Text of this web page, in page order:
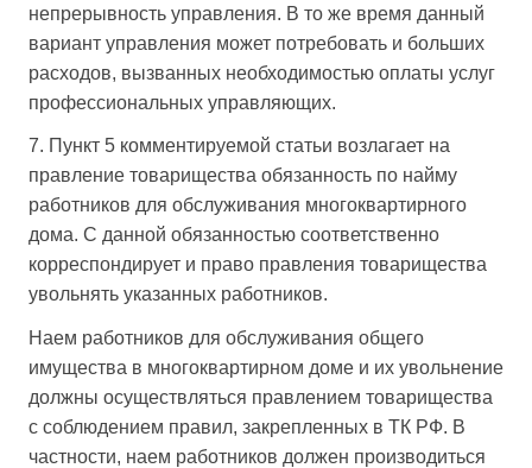
непрерывность управления. В то же время данный
вариант управления может потребовать и больших
расходов, вызванных необходимостью оплаты услуг
профессиональных управляющих.
7. Пункт 5 комментируемой статьи возлагает на
правление товарищества обязанность по найму
работников для обслуживания многоквартирного
дома. С данной обязанностью соответственно
корреспондирует и право правления товарищества
увольнять указанных работников.
Наем работников для обслуживания общего
имущества в многоквартирном доме и их увольнение
должны осуществляться правлением товарищества
с соблюдением правил, закрепленных в ТК РФ. В
частности, наем работников должен производиться